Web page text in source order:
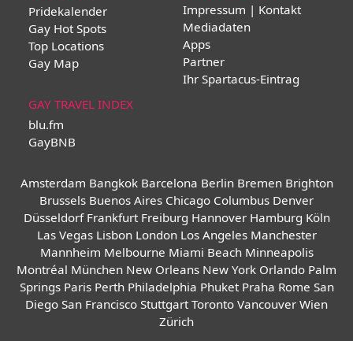
Pridekalender
Gay Hot Spots
Top Locations
Gay Map
Impressum | Kontakt
Mediadaten
Apps
Partner
Ihr Spartacus-Eintrag
GAY TRAVEL INDEX
blu.fm
GayBNB
Amsterdam Bangkok Barcelona Berlin Bremen Brighton
Brussels Buenos Aires Chicago Columbus Denver
Düsseldorf Frankfurt Freiburg Hannover Hamburg Köln
Las Vegas Lisbon London Los Angeles Manchester
Mannheim Melbourne Miami Beach Minneapolis
Montréal München New Orleans New York Orlando Palm
Springs Paris Perth Philadelphia Phuket Praha Rome San
Diego San Francisco Stuttgart Toronto Vancouver Wien
Zürich